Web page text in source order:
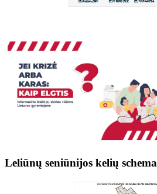
Leliūnų seniūnijos kelių schema